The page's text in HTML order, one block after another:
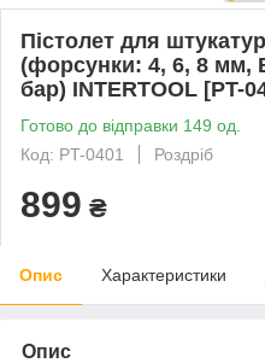
Пістолет для
(форсунки: 4, 6, 8 мм,
бар) INTERTOOL [PT-
Готово до відправки 149 од.
Код: PT-0401
Роздріб
899 ₴
Опис Характеристики
Опис